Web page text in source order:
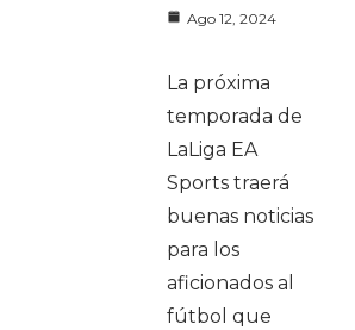
Ago 12, 2024
La próxima
temporada de
LaLiga EA
Sports traerá
buenas noticias
para los
aficionados al
fútbol que